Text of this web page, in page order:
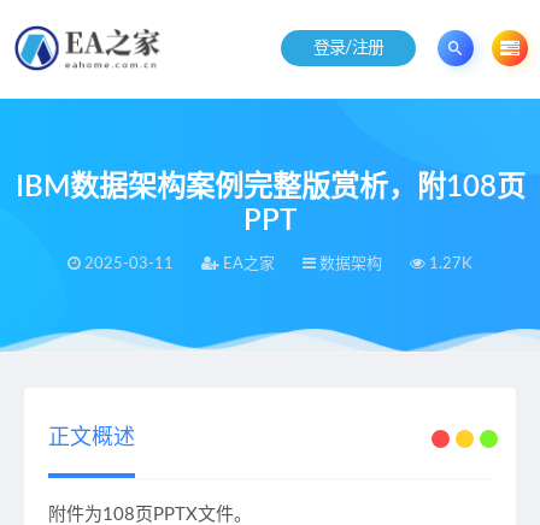
登录/注册
IBM数据架构案例完整版赏析，附108页
PPT
2025-03-11 EA之家 数据架构 1.27K
当前位置：EA之家 IBM数据架构案例完整版赏析，附108页PPT
正文概述
附件为108页PPTX文件。